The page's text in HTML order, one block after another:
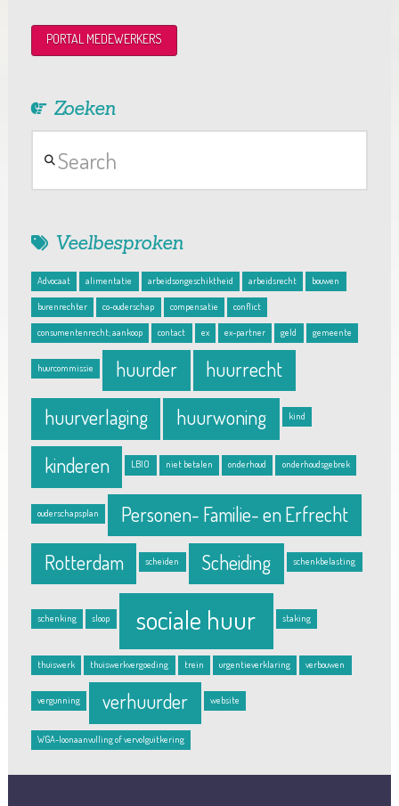
PORTAL MEDEWERKERS
Zoeken
Veelbesproken
Advocaat alimentatie arbeidsongeschiktheid arbeidsrecht bouwen
burenrechter co-ouderschap compensatie conflict
consumentenrecht; aankoop contact ex ex-partner geld gemeente
huurcommissie huurder huurrecht
huurverlaging huurwoning kind
kinderen LBIO niet betalen onderhoud onderhoudsgebrek
ouderschapsplan Personen- Familie- en Erfrecht
Rotterdam scheiden Scheiding schenkbelasting
schenking sloop sociale huur staking
thuiswerk thuiswerkvergoeding trein urgentieverklaring verbouwen
vergunning verhuurder website
WGA-loonaanvulling of vervolguitkering